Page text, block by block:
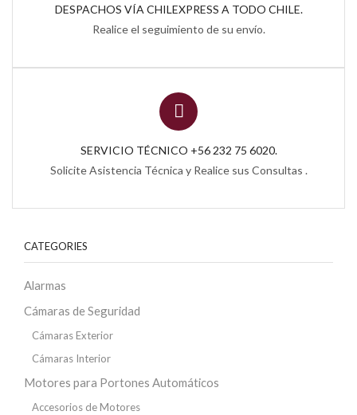
DESPACHOS VÍA CHILEXPRESS A TODO CHILE.
Realice el seguimiento de su envío.
SERVICIO TÉCNICO +56 232 75 6020.
Solicite Asistencia Técnica y Realice sus Consultas .
CATEGORIES
Alarmas
Cámaras de Seguridad
Cámaras Exterior
Cámaras Interior
Motores para Portones Automáticos
Accesorios de Motores